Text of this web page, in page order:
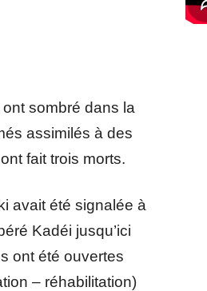
sombré dans la
assimilés à des
fait trois morts.
avait été signalée à
Kadéi jusqu’ici
ont été ouvertes
– réhabilitation)